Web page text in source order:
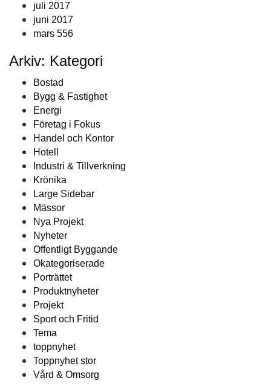
juli 2017
juni 2017
mars 556
Arkiv: Kategori
Bostad
Bygg & Fastighet
Energi
Företag i Fokus
Handel och Kontor
Hotell
Industri & Tillverkning
Krönika
Large Sidebar
Mässor
Nya Projekt
Nyheter
Offentligt Byggande
Okategoriserade
Porträttet
Produktnyheter
Projekt
Sport och Fritid
Tema
toppnyhet
Toppnyhet stor
Vård & Omsorg